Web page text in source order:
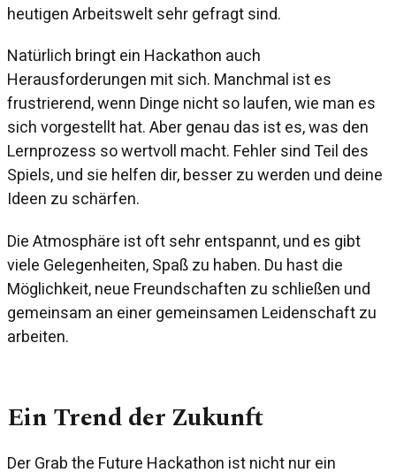
heutigen Arbeitswelt sehr gefragt sind.
Natürlich bringt ein Hackathon auch
Herausforderungen mit sich. Manchmal ist es
frustrierend, wenn Dinge nicht so laufen, wie man es
sich vorgestellt hat. Aber genau das ist es, was den
Lernprozess so wertvoll macht. Fehler sind Teil des
Spiels, und sie helfen dir, besser zu werden und deine
Ideen zu schärfen.
Die Atmosphäre ist oft sehr entspannt, und es gibt
viele Gelegenheiten, Spaß zu haben. Du hast die
Möglichkeit, neue Freundschaften zu schließen und
gemeinsam an einer gemeinsamen Leidenschaft zu
arbeiten.
Ein Trend der Zukunft
Der Grab the Future Hackathon ist nicht nur ein